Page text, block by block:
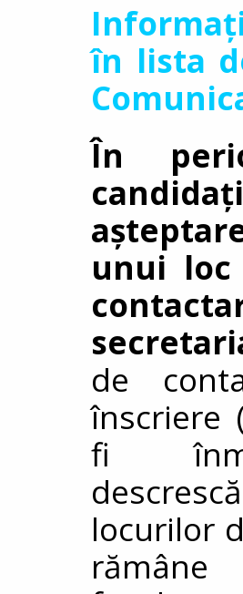
în lista
În
unui loc
de
înscriere
fi
locurilor